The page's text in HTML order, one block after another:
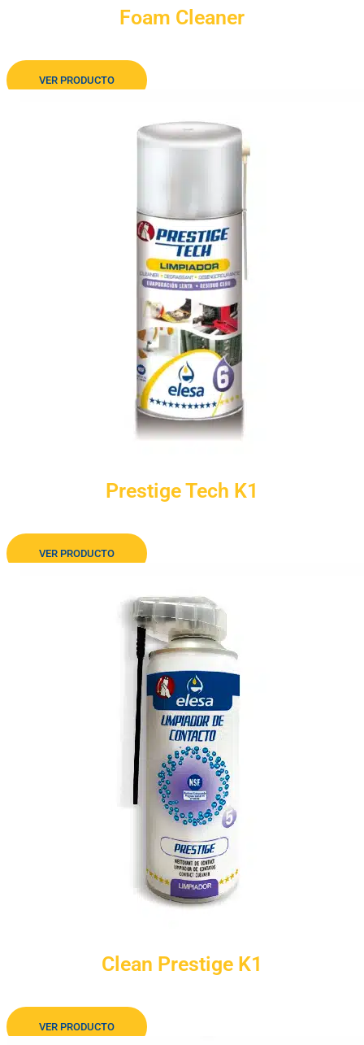
Foam Cleaner
Limpiador acuoso para todo tipo de superficies
VER PRODUCTO
Prestige Tech K1
Limpiador de pegamentos
VER PRODUCTO
Clean Prestige K1
Limpiador de evaporación rápida
VER PRODUCTO